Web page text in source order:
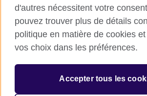
British Council global
Conditions d’utilisation et protection des
Cookies
d'autres nécessitent votre
pouvez trouver plus de détails
politique en matière de cookies
vos choix dans les préférences.
Accepter tous les